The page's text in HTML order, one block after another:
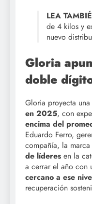
LEA
de 4 kilos y
nuevo
Gloria
doble
Gloria proyecta una
en 2025, con
encima del
Eduardo Ferro,
compañía, la
de líderes en la
a cerrar el año con
cercano a ese
recuperación